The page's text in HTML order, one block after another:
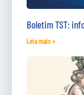
Boletim TST:
Leia mais »